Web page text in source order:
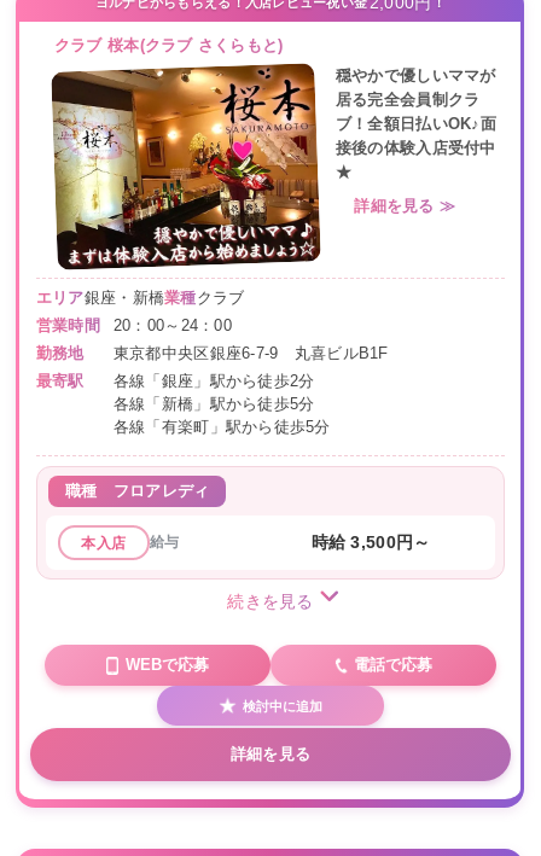
クラブ 桜本(クラブ さくらもと)
穏やかで優しいママが
居る完全会員制クラ
ブ！全額日払いOK♪面
接後の体験入店受付中
★
詳細を見る ≫
エリア銀座・新橋業種クラブ
営業時間
20：00～24：00
勤務地
東京都中央区銀座6-7-9 丸喜ビルB1F
最寄駅
各線「銀座」駅から徒歩2分
各線「新橋」駅から徒歩5分
各線「有楽町」駅から徒歩5分
職種 フロアレディ
本入店 給与 時給 3,500円～
続きを見る
WEBで応募 電話で応募
検討中に追加
詳細を見る